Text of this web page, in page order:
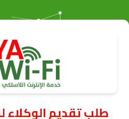
طلب تقديم الوكلاء